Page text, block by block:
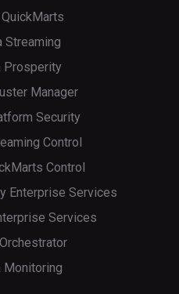
Streaming
Prosperity
Manager
Security
Control
Control
Enterprise Services
Services
Monitoring